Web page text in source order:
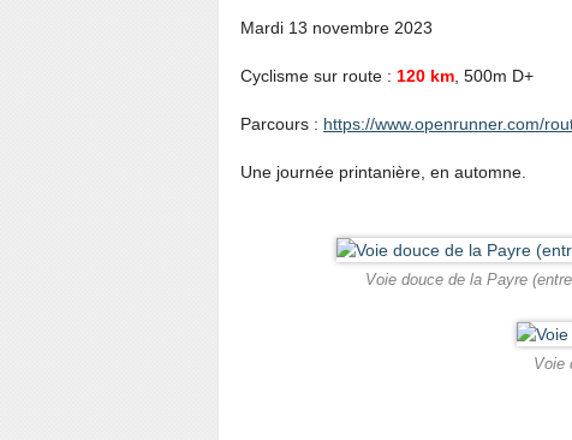
Mardi 13 novembre 2023
Cyclisme sur route : 120 km , 500m D+
Parcours : https://www.openrunner.com/
Une journée printanière, en automne.
Voie douce de la Payre
Voie